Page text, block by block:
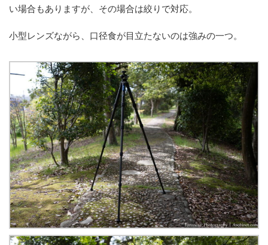
い場合もありますが、その場合は絞りで対応。
小型レンズながら、口径食が目立たないのは強みの一つ。